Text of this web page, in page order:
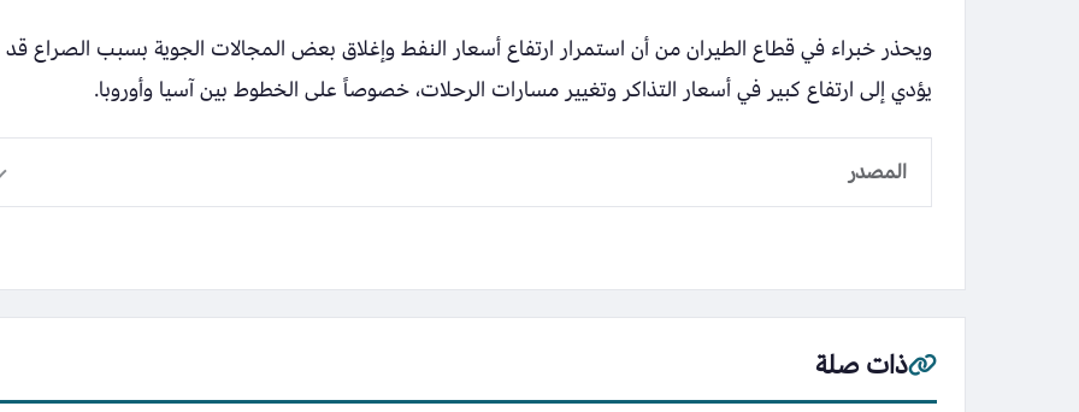
ويحذر خبراء في قطاع الطيران من أن استمرار ارتفاع أسعار النفط وإغلاق بعض المجالات الجوية بسبب الصراع قد
يؤدي إلى ارتفاع كبير في أسعار التذاكر وتغيير مسارات الرحلات، خصوصاً على الخطوط بين آسيا وأوروبا.
المصدر
ذات صلة